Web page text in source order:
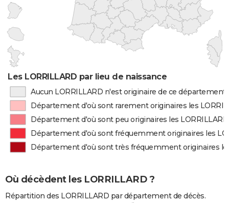
Les LORRILLARD par lieu de naissance
Aucun LORRILLARD n'est originaire de ce département
Département d'où sont rarement originaires les
Département d'où sont peu originaires les LORRILLARD
Département d'où sont fréquemment originaires les
Département d'où sont très fréquemment originaires
Où décèdent les LORRILLARD ?
Répartition des LORRILLARD par département de décès.